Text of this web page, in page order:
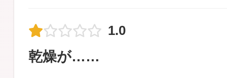
1.0
乾燥が……